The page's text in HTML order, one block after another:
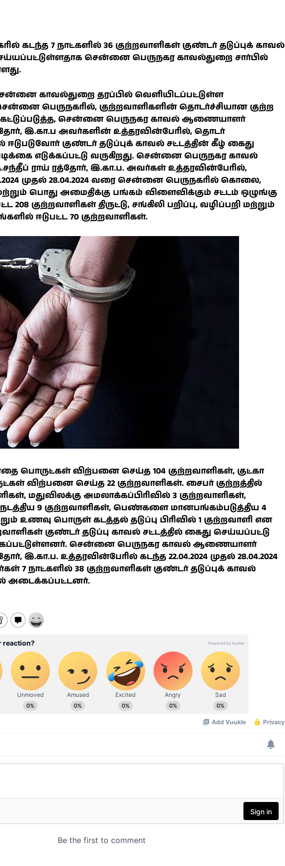
கடந்த 7 நாட்களில் 36 குற்றவாளிகள் குண்டர் தடுப்புக் காவல்
சென்னை பெருநகர காவல்துறை சார்பில்
காவல்துறை தரப்பில் வெளியிடப்பட்டுள்ள
சென்னை பெருநகரில், குற்றவாளிகளின் தொடர்ச்சியான குற்ற
சென்னை பெருநகர காவல் ஆணையாளர்
இ.கா.ப அவர்களின் உத்தரவின்பேரில், தொடர்
குண்டர் தடுப்புக் காவல் சட்டத்தின் கீழ் கைது
எடுக்கப்பட்டு வருகிறது. சென்னை பெருநகர காவல்
ராய் ரத்தோர், இ.கா.ப. அவர்கள் உத்தரவின்பேரில்,
முதல் 28.04.2024 வரை சென்னை பெருநகரில் கொலை,
பொது அமைதிக்கு பங்கம் விளைவிக்கும் சட்டம் ஒழுங்கு
208 குற்றவாளிகள் திருட்டு, சங்கிலி பறிப்பு, வழிப்பறி மற்றும்
ஈடுபட்ட 70 குற்றவாளிகள்.
பொருட்கள் விற்பனை செய்த 104 குற்றவாளிகள், குட்கா
விற்பனை செய்த 22 குற்றவாளிகள். சைபர் குற்றத்தில்
மதுவிலக்கு அமலாக்கப்பிரிவில் 3 குற்றவாளிகள்,
9 குற்றவாளிகள், பெண்களை மானபங்கம்படுத்திய 4
உணவு பொருள் கடத்தல் தடுப்பு பிரிவில் 1 குற்றவாளி என
குண்டர் தடுப்பு காவல் சட்டத்தில் கைது செய்யப்பட்டு
சென்னை பெருநகர காவல் ஆணையாளர்
இ.கா.ப. உத்தரவின்பேரில் கடந்த 22.04.2024 முதல் 28.04.2024
7 நாட்களில் 38 குற்றவாளிகள் குண்டர் தடுப்புக் காவல்
அடைக்கப்பட்டனர்.